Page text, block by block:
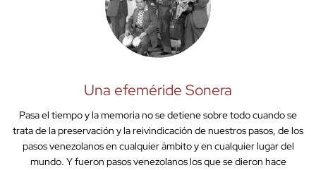
Una efeméride Sonera
Pasa el tiempo y la memoria no se detiene sobre todo cuando se
trata de la preservación y la reivindicación de nuestros pasos, de los
pasos venezolanos en cualquier ámbito y en cualquier lugar del
mundo. Y fueron pasos venezolanos los que se dieron hace